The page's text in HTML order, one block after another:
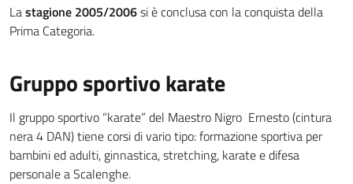
Lastagione 2005/2006si è conclusa con la conquista della
Prima Categoria.
Gruppo sportivo karate
Il gruppo sportivo “karate” del Maestro Nigro Ernesto (cintura
nera 4 DAN) tiene corsi di vario tipo: formazione sportiva per
bambini ed adulti, ginnastica, stretching, karate e difesa
personale a Scalenghe.